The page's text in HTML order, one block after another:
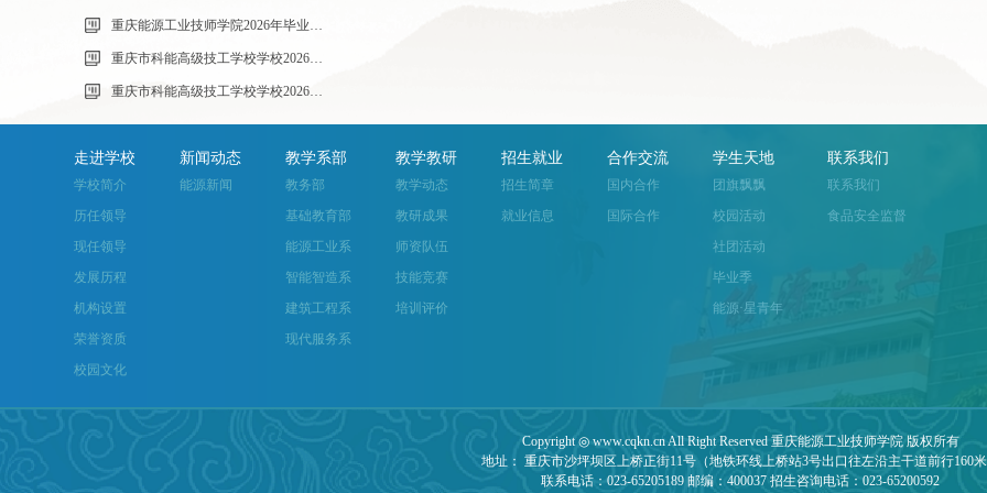
走进学校
学校简介
历任领导
现任领导
发展历程
机构设置
荣誉资质
校园文化
新闻动态
能源新闻
教学系部
教务部
基础教育部
能源工业系
智能智造系
建筑工程系
现代服务系
教学教研
教学动态
教研成果
师资队伍
技能竞赛
培训评价
招生就业
招生简章
就业信息
合作交流
国内合作
国际合作
学生天地
团旗飘飘
校园活动
社团活动
毕业季
能源·星青年
联系我们
联系我们
食品安全监督
Copyright ◎ www.cqkn.cn All Right Reserved 重庆能源工业技师学院 版权所有
地址： 重庆市沙坪坝区上桥正街11号（地铁环线上桥站3号出口往左沿主干道前行160
联系电话：023-65205189 邮编：400037 招生咨询电话：023-65200592